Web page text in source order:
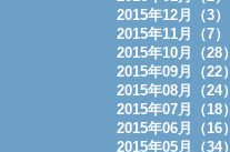
2015年12月（3）
2015年11月（7）
2015年10月（28）
2015年09月（22）
2015年08月（24）
2015年07月（18）
2015年06月（16）
2015年05月（34）